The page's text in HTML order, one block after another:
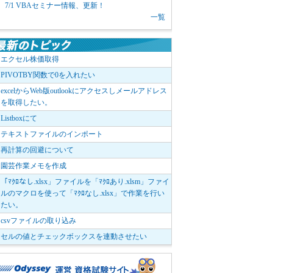
7/1 VBAセミナー情報、更新！
一覧
エクセル株価取得
PIVOTBY関数で0を入れたい
excelからWeb版outlookにアクセスしメールアドレス
を取得したい。
Listboxにて
テキストファイルのインポート
再計算の回避について
園芸作業メモを作成
「ﾏｸﾛなし.xlsx」ファイルを「ﾏｸﾛあり.xlsm」ファイ
ルのマクロを使って「ﾏｸﾛなし.xlsx」で作業を行い
たい。
csvファイルの取り込み
セルの値とチェックボックスを連動させたい